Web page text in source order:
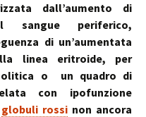
dall’aumento di
periferico,
di un’aumentata
linea eritroide, per
o un quadro di
con ipofunzione
globuli rossinon ancora